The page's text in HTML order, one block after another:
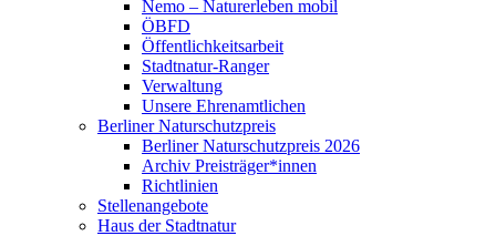
Nemo – Naturerleben mobil
ÖBFD
Öffentlichkeitsarbeit
Stadtnatur-Ranger
Verwaltung
Unsere Ehrenamtlichen
Berliner Naturschutzpreis
Berliner Naturschutzpreis 2026
Archiv Preisträger*innen
Richtlinien
Stellenangebote
Haus der Stadtnatur